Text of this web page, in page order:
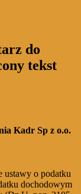
do
tekst
Kadr Sp z o.o.
ustawy o podatku
dochodowym